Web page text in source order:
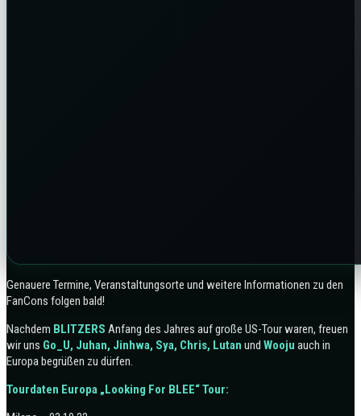
Genauere Termine, Veranstaltungsorte und weitere Informationen zu den
FanCons folgen bald!
Nachdem BLITZERS Anfang des Jahres auf große US-Tour waren, freuen
wir uns Go_U, Juhan, Jinhwa, Sya, Chris, Lutan und Wooju auch in
Europa begrüßen zu dürfen.
Tourdaten Europa „Looking For BLEE“ Tour: